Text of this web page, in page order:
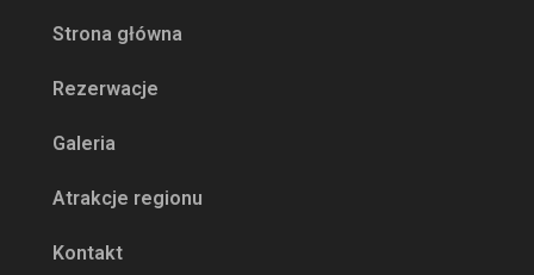
Strona główna
Rezerwacje
Galeria
Atrakcje regionu
Kontakt